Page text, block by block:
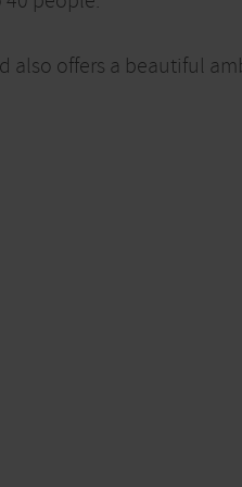
offers a beautiful